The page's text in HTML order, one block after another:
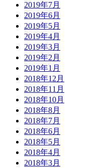
2019年7月
2019年6月
2019年5月
2019年4月
2019年3月
2019年2月
2019年1月
2018年12月
2018年11月
2018年10月
2018年8月
2018年7月
2018年6月
2018年5月
2018年4月
2018年3月